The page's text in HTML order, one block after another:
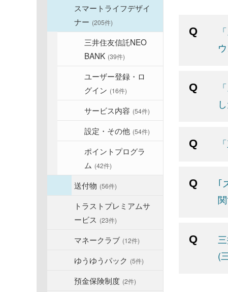
スマートライフデザイ
ナー (205件)
三井住友信託NEO
BANK (39件)
ユーザー登録・ロ
グイン (16件)
サービス内容 (54件)
設定・その他 (54件)
ポイントプログラ
ム (42件)
送付物 (56件)
トラストプレミアムサ
ービス (23件)
マネークラブ (12件)
ゆうゆうパック (5件)
預金保険制度 (2件)
｢
(